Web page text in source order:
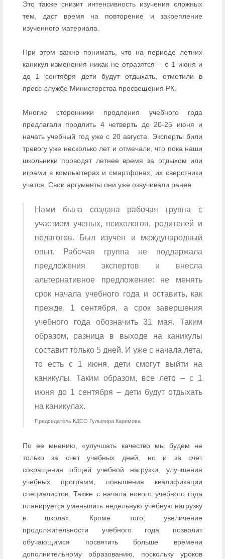
Это также снизит интенсивность изучения сложных
тем, даст время на повторение и закрепление
изученного материала.
При этом важно понимать, что на периоде летних
каникул изменения никак не отразятся – с 1 июня и
до 1 сентября дети будут отдыхать, отметили в
пресс-службе Министерства просвещения РК.
Многие сторонники продления учебного года
предлагали продлить 4 четверть до 20-25 июня и
начать учебный год уже с 20 августа. Эксперты били
тревогу уже несколько лет и отмечали, что пока наши
школьники проводят летнее время за отдыхом или
играми в компьютерах и смартфонах, их сверстники
учатся. Свои аргументы они уже озвучивали ранее.
Нами была создана рабочая группа с
участием ученых, психологов, родителей и
педагогов. Был изучен и международный
опыт. Рабочая группа не поддержала
предложения экспертов и внесла
альтернативное предложение: не менять
срок начала учебного года и оставить, как
прежде, 1 сентября, а срок завершения
учебного года обозначить 31 мая. Таким
образом, разница в выходе на каникулы
составит только 5 дней. И уже с начала лета,
то есть с 1 июня, дети смогут выйти на
каникулы. Таким образом, все лето – с 1
июня до 1 сентября – дети будут отдыхать
на каникулах.
Председатель КДСО Гульмира Каримова
По ее мнению, «улучшать качество мы будем не
только за счет учебных дней, но и за счет
сокращения общей учебной нагрузки, улучшения
учебных программ, повышения квалификации
специалистов. Также с начала нового учебного года
планируется уменьшить недельную учебную нагрузку
в школах. Кроме того, увеличение
продолжительности учебного года позволит
обучающимся посвятить больше времени
дополнительному образованию, поскольку уроков